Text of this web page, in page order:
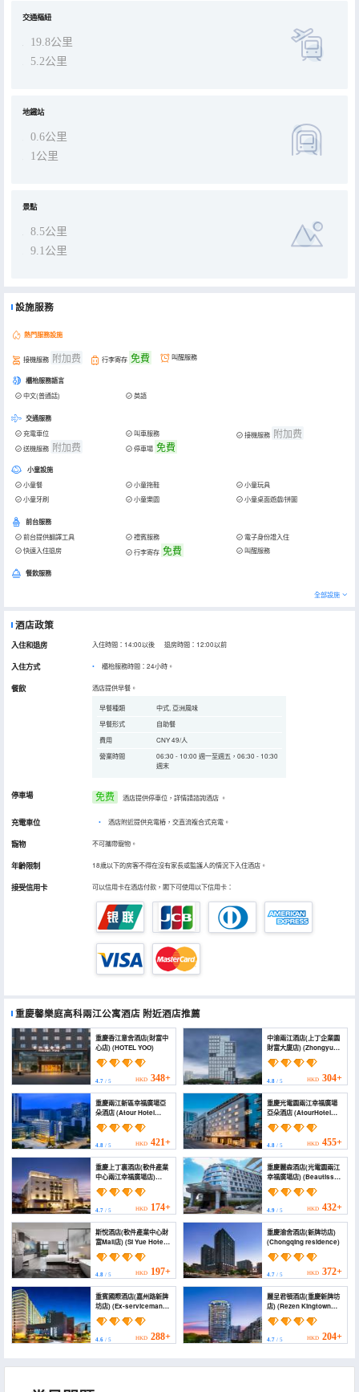
交通樞紐
19.8公里
5.2公里
地鐵站
0.6公里
1公里
景點
8.5公里
9.1公里
設施服務
熱門服務設施
接機服務 附加费 行李寄存 免費 叫醒服務
櫃枱服務語言
中文(普通話) 英語
交通服務
充電車位 叫車服務 接機服務 附加费
送機服務 附加费 停車場 免費
小童設施
小童餐 小童拖鞋
小童玩具
小童牙刷
小童樂園 小童桌面遊戲/拼圖
前台服務
前台提供翻譯工具 禮賓服務
電子身份證入住
快速入住退房
行李寄存 免費 叫醒服務
餐飲服務
全部設施
酒店政策
入住和退房 入住時間：14:00以後 退房時間：12:00以前
入住方式 櫃枱服務時間：24小時。
餐飲 酒店提供早餐。
早餐種類
中式, 亞洲風味
早餐形式
自助餐
費用
CNY 49/人
營業時間
06:30 - 10:00 週一至週五，06:30 - 10:30
週末
停車場 免费 酒店提供停車位，詳情請諮詢酒店 。
充電車位 • 酒店附近提供充電樁，交直流複合式充電。
寵物 不可攜帶寵物。
年齡限制 18歲以下的房客不得在沒有家長或監護人的情況下入住酒店。
接受信用卡 可以信用卡在酒店付款，閣下可使用以下信用卡：
重慶馨樂庭高科兩江公寓酒店 附近酒店推薦
重慶香江意舍酒店(財富中
心店) (HOTEL YOO)
4.7 / 5 HKD 348+
中渝兩江酒店(上丁企業園
財富大廈店) (Zhongyu
Liangjiang Hotel)
4.8/ 5 HKD 304+
重慶兩江新區幸福廣場亞
朵酒店 (Atour Hotel
Chongqing Liangjiang
New Area Happiness
Plaza)
4.8 / 5 HKD 421+
重慶光電園兩江幸福廣場
亞朵酒店 (AtourHotel
Chongqing optical
Valley park liangjiang
Xingfu Square)
4.8/ 5 HKD 455+
重慶上丁裏酒店(軟件產業
中心兩江幸福廣場店)
(Chongqing Shangdingli
Hotel (Chongqing
Liangjiang Xingfu
Square))
4.7 / 5 HKD 174+
重慶麗森酒店(光電園兩江
幸福廣場店) (Beautisson
Hotel （Liangjiang Love
Square store）)
4.9/ 5 HKD 432+
斯悅酒店(軟件產業中心財
富Mall店) (Si Yue Hotel
(Software Industry
Center Wealth Mall
Branch))
4.8 / 5 HKD 197+
重慶渝舍酒店(新牌坊店)
(Chongqing residence)
4.7/ 5 HKD 372+
重賓國際酒店(嘉州路新牌
坊店) (Ex-serviceman
Training Base)
4.6 / 5 HKD 288+
麗呈君頓酒店(重慶新牌坊
店) (Rezen Kingtown
Hotel (Chongqing
Xinpaifang))
4.7/ 5 HKD 204+